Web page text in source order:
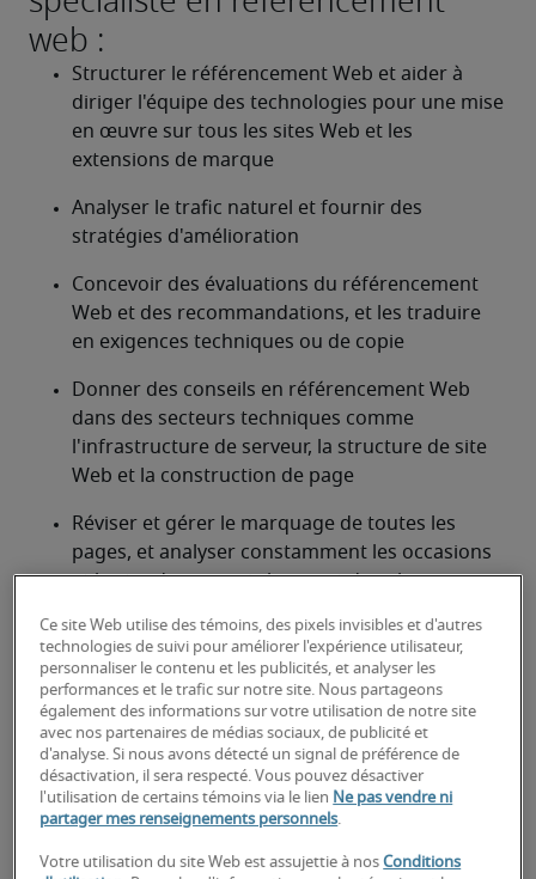
web :
Structurer le référencement Web et aider à
diriger l'équipe des technologies pour une mise
en œuvre sur tous les sites Web et les
extensions de marque
Analyser le trafic naturel et fournir des
stratégies d'amélioration
Concevoir des évaluations du référencement
Web et des recommandations, et les traduire
en exigences techniques ou de copie
Donner des conseils en référencement Web
dans des secteurs techniques comme
l'infrastructure de serveur, la structure de site
Web et la construction de page
Réviser et gérer le marquage de toutes les
pages, et analyser constamment les occasions
et les tendances qui changent dans les
mots-clés importants
À la recherche d'un spécialiste en
référencement web (seo) ou d'un
poste de spécialiste en
référencement web (seo)?
Téléchargez votre CV ou faites une demande de
Ce site Web utilise des témoins, des pixels invisibles et d'autres
technologies de suivi pour améliorer l'expérience utilisateur,
personnaliser le contenu et les publicités, et analyser les
performances et le trafic sur notre site. Nous partageons
également des informations sur votre utilisation de notre site
avec nos partenaires de médias sociaux, de publicité et
d'analyse. Si nous avons détecté un signal de préférence de
désactivation, il sera respecté. Vous pouvez désactiver
l'utilisation de certains témoins via le lien Ne pas vendre ni
partager mes renseignements personnels.
Votre utilisation du site Web est assujettie à nosConditions